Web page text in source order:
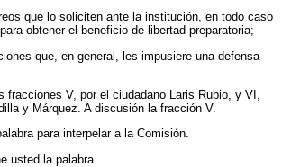
que lo soliciten ante la institución, en todo caso
obtener el beneficio de libertad preparatoria;
que, en general, les impusiere una defensa
fracciones V, por el ciudadano Laris Rubio, y VI,
y Márquez. A discusión la fracción V.
para interpelar a la Comisión.
usted la palabra.